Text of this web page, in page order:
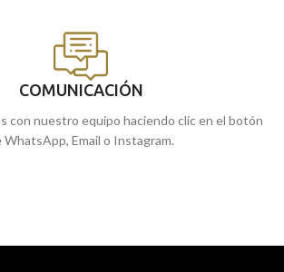
COMUNICACIÓN
con nuestro equipo haciendo clic en el botón
WhatsApp, Email o Instagram.